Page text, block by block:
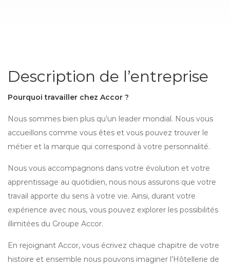
Description de l’entreprise
Pourquoi travailler chez Accor ?
Nous sommes bien plus qu’un leader mondial. Nous vous
accueillons comme vous êtes et vous pouvez trouver le
métier et la marque qui correspond à votre personnalité.
Nous vous accompagnons dans votre évolution et votre
apprentissage au quotidien, nous nous assurons que votre
travail apporte du sens à votre vie. Ainsi, durant votre
expérience avec nous, vous pouvez explorer les possibilités
illimitées du Groupe Accor.
En rejoignant Accor, vous écrivez chaque chapitre de votre
histoire et ensemble nous pouvons imaginer l’Hôtellerie de